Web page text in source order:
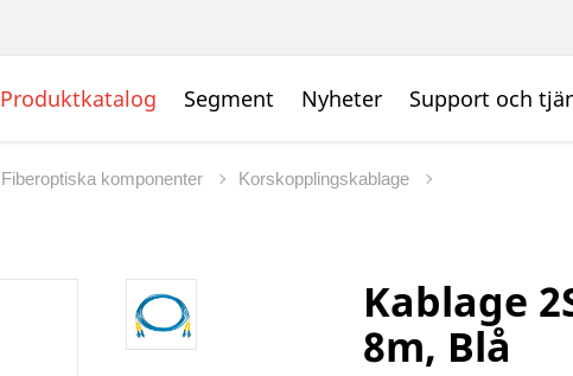
Produktkatalog Segment Nyheter Support och
Fiberoptiska komponenter
Korskopplingskablage
Kablage
8m, Blå